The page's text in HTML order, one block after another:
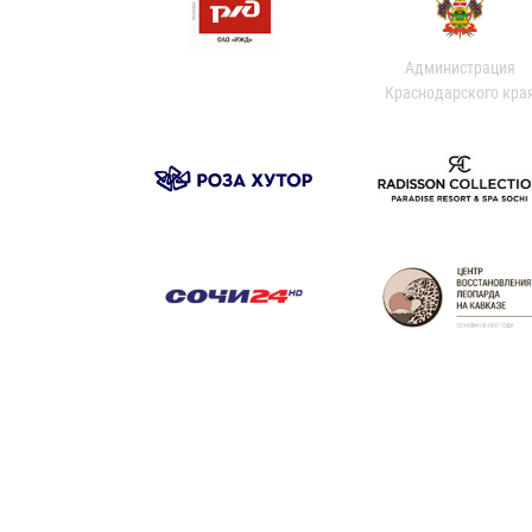
Администрация
Краснодарского